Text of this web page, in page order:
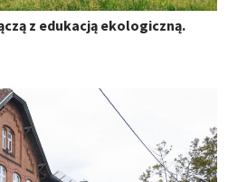
z edukacją ekologiczną.